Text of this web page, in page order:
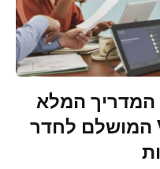
המדריך המלא
לבחירת ה-Videobar המושלם לחדר